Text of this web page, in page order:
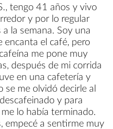
tengo 41 años y vivo
y por lo regular
la semana. Soy una
el café, pero
me pone muy
después de mi corrida
en una cafetería y
se me olvidó decirle al
y para
lo había terminado.
empecé a sentirme muy